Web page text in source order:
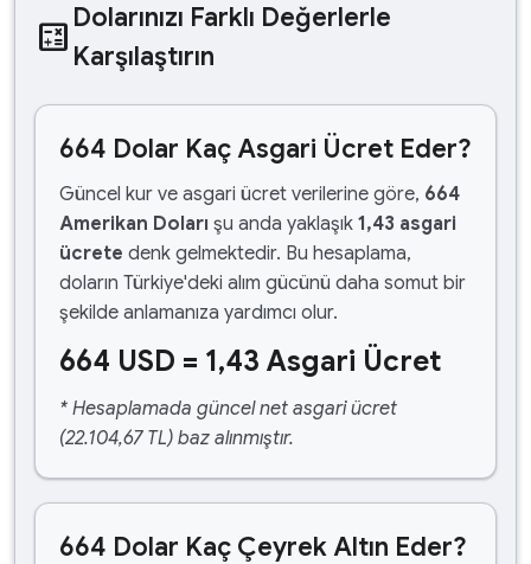
calculate Dolarınızı Farklı Değerlerle
Karşılaştırın
664 Dolar Kaç Asgari Ücret Eder?
Güncel kur ve asgari ücret verilerine göre, 664
Amerikan Doları şu anda yaklaşık 1,43 asgari
ücrete denk gelmektedir. Bu hesaplama,
doların Türkiye'deki alım gücünü daha somut bir
şekilde anlamanıza yardımcı olur.
664 USD = 1,43 Asgari Ücret
* Hesaplamada güncel net asgari ücret
(22.104,67 TL) baz alınmıştır.
664 Dolar Kaç Çeyrek Altın Eder?